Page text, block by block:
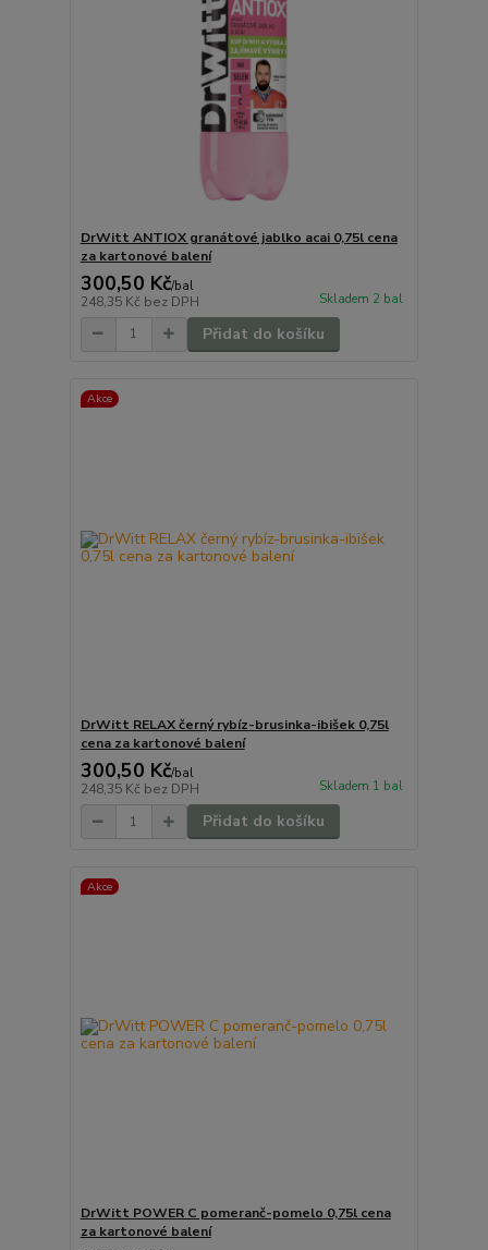
DrWitt ANTIOX granátové jablko acai 0,75l cena
za kartonové balení
300,50 Kč/bal
248,35 Kč bez DPH Skladem 2 bal
Přidat do košíku
Akce
DrWitt RELAX černý rybíz-brusinka-ibišek 0,75l
cena za kartonové balení
300,50 Kč/bal
248,35 Kč bez DPH Skladem 1 bal
Přidat do košíku
Akce
DrWitt POWER C pomeranč-pomelo 0,75l cena
za kartonové balení